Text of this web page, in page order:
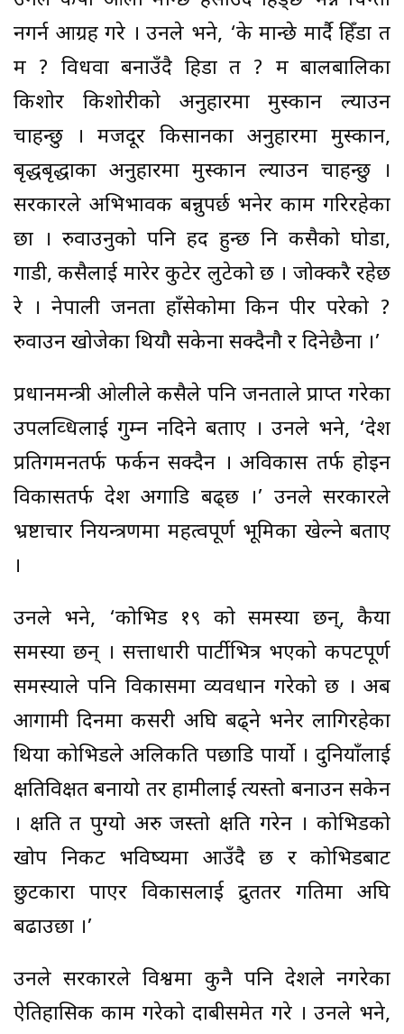
नगर्न आग्रह गरे । उनले भने, ‘के मान्छे मार्दै हिँडौं त
म ? विधवा बनाउँदै हिडौं त ? म बालबालिका
किशोर किशोरीको अनुहारमा मुस्कान ल्याउन
चाहन्छु । मजदूर किसानका अनुहारमा मुस्कान,
बृद्धबृद्धाका अनुहारमा मुस्कान ल्याउन चाहन्छु ।
सरकारले अभिभावक बन्नुपर्छ भनेर काम गरिरहेका
छौं । रुवाउनुको पनि हद हुन्छ नि कसैको घोडा,
गाडी, कसैलाई मारेर कुटेर लुटेको छ । जोक्करै रहेछ
रे । नेपाली जनता हाँसेकोमा किन पीर परेको ?
रुवाउन खोजेका थियौ सकेनौं सक्दैनौ र दिनेछैनौं ।’
प्रधानमन्त्री ओलीले कसैले पनि जनताले प्राप्त गरेका
उपलव्धिलाई गुम्न नदिने बताए । उनले भने, ‘देश
प्रतिगमनतर्फ फर्कन सक्दैन । अविकास तर्फ होइन
विकासतर्फ देश अगाडि बढ्छ ।’ उनले सरकारले
भ्रष्टाचार नियन्त्रणमा महत्वपूर्ण भूमिका खेल्ने बताए
।
उनले भने, ‘कोभिड १९ को समस्या छन्, कैयौं
समस्या छन् । सत्ताधारी पार्टीभित्र भएको कपटपूर्ण
समस्याले पनि विकासमा व्यवधान गरेको छ । अब
आगामी दिनमा कसरी अघि बढ्ने भनेर लागिरहेका
थियौं कोभिडले अलिकति पछाडि पार्यो । दुनियाँलाई
क्षतिविक्षत बनायो तर हामीलाई त्यस्तो बनाउन सकेन
। क्षति त पुग्यो अरु जस्तो क्षति गरेन । कोभिडको
खोप निकट भविष्यमा आउँदै छ र कोभिडबाट
छुटकारा पाएर विकासलाई द्रुततर गतिमा अघि
बढाउछौं ।’
उनले सरकारले विश्वमा कुनै पनि देशले नगरेका
ऐतिहासिक काम गरेको दाबीसमेत गरे । उनले भने,